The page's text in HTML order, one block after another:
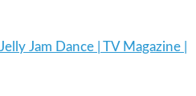
Jam Dance | TV Magazine |